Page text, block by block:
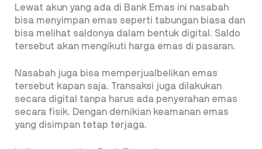
Lewat akun yang ada di Bank Emas ini nasabah
bisa menyimpan emas seperti tabungan biasa dan
bisa melihat saldonya dalam bentuk digital. Saldo
tersebut akan mengikuti harga emas di pasaran.
Nasabah juga bisa memperjualbelikan emas
tersebut kapan saja. Transaksi juga dilakukan
secara digital tanpa harus ada penyerahan emas
secara fisik. Dengan demikian keamanan emas
yang disimpan tetap terjaga.